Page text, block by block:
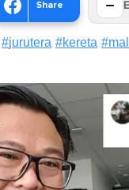
Share −
#jurutera #kereta #